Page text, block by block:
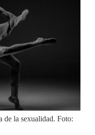
de la sexualidad. Foto: